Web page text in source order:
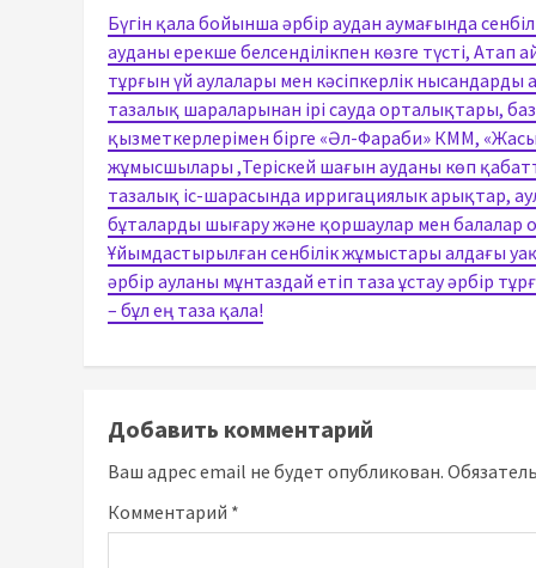
Бүгін қала бойынша әрбір аудан аумағында
ауданы ерекше белсенділікпен көзге түсті,
тұрғын үй аулалары мен кәсіпкерлік
тазалық шараларынан ірі сауда орталықтары,
қызметкерлерімен бірге «Әл-Фараби» КММ,
жұмысшылары ,Теріскей шағын ауданы көп
тазалық іс-шарасында ирригациялык арықтар,
бұталарды шығару және қоршаулар мен балалар
Ұйымдастырылған сенбілік жұмыстары алдағы
әрбір ауланы мұнтаздай етіп таза ұстау әрбір
– бұл ең таза қала!
Добавить комментарий
Ваш адрес email не будет опубликован.
Комментарий *